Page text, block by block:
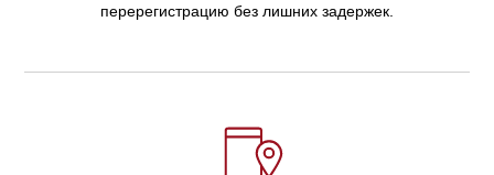
перерегистрацию без лишних задержек.